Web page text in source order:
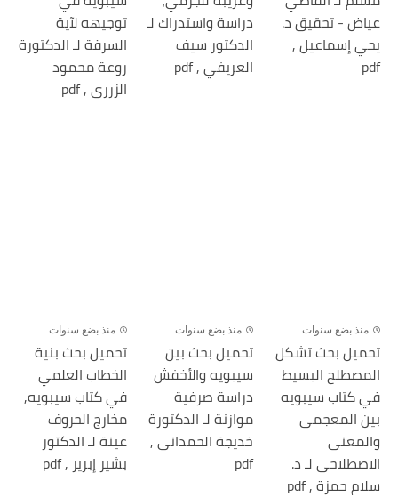
عياض - تحقيق د.
يحي إسماعيل ,
pdf
دراسة واستدراك لـ
الدكتور سيف
العريفي , pdf
توجيهه لآية
السرقة لـ الدكتورة
روعة محمود
الزررى , pdf
منذ بضع سنوات
تحميل بحث تشكل
المصطلح البسيط
في كتاب سيبويه
بين المعجمى
والمعنى
الاصطلاحى لـ د.
سلام حمزة , pdf
منذ بضع سنوات
تحميل بحث بين
سيبويه والأخفش
دراسة صرفية
موازنة لـ الدكتورة
خديجة الحمدانى ,
pdf
منذ بضع سنوات
تحميل بحث بنية
الخطاب العلمي
في كتاب سيبويه,
مخارج الحروف
عينة لـ الدكتور
بشير إبرير , pdf